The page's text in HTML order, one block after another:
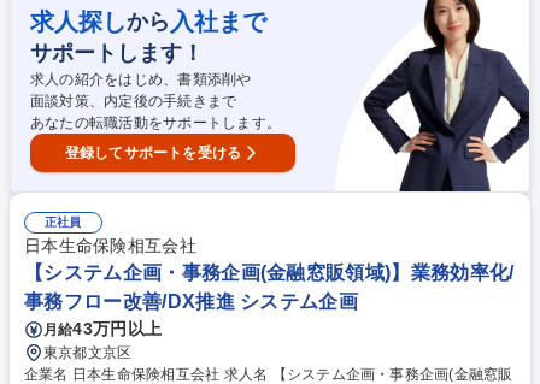
バはローテーション を行うので、様々な業務に係わる事が可能です。 募
集職種 【横須賀/第二新卒・未経験OK】エンジニアへのキャリアチェン
ジ！休日129日
求人探しから 入社まで
サポートします！
求人の紹介をはじめ、書類添削や
面談対策、内定後の手続きまで
あなたの転職活動をサポートします。
登録してサポートを受ける
正社員
日本生命保険相互会社
【システム企画・事務企画(金融窓販領域)】業務効率化/
事務フロー改善/DX推進 システム企画
月給43万円以上
東京都文京区
企業名 日本生命保険相互会社 求人名 【システム企画・事務企画(金融窓販